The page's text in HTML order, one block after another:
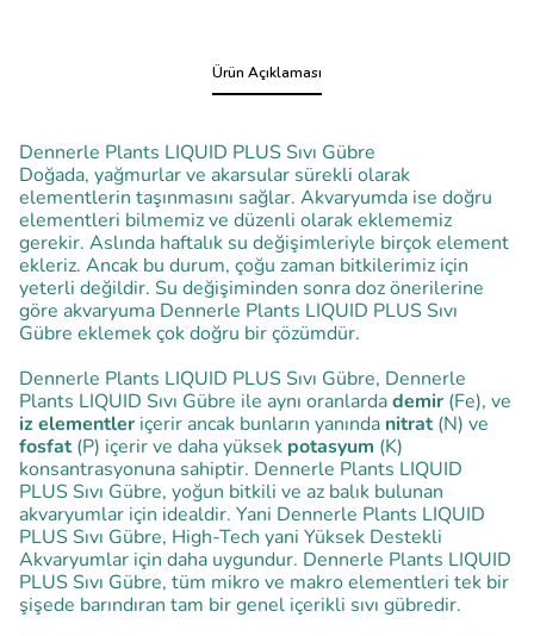
Ürün Açıklaması
Dennerle Plants LIQUID PLUS Sıvı Gübre
Doğada, yağmurlar ve akarsular sürekli olarak
elementlerin taşınmasını sağlar. Akvaryumda ise doğru
elementleri bilmemiz ve düzenli olarak eklememiz
gerekir. Aslında haftalık su değişimleriyle birçok element
ekleriz. Ancak bu durum, çoğu zaman bitkilerimiz için
yeterli değildir. Su değişiminden sonra doz önerilerine
göre akvaryuma Dennerle Plants LIQUID PLUS Sıvı
Gübre eklemek çok doğru bir çözümdür.
Dennerle Plants LIQUID PLUS Sıvı Gübre, Dennerle
Plants LIQUID Sıvı Gübre ile aynı oranlardademir (Fe), ve
iz elementler içerir ancak bunların yanında nitrat(N) ve
fosfat(P) içerir ve daha yüksek potasyum (K)
konsantrasyonuna sahiptir. Dennerle Plants LIQUID
PLUS Sıvı Gübre, yoğun bitkili ve az balık bulunan
akvaryumlar için idealdir. Yani Dennerle Plants LIQUID
PLUS Sıvı Gübre, High-Tech yani Yüksek Destekli
Akvaryumlar için daha uygundur. Dennerle Plants LIQUID
PLUS Sıvı Gübre, tüm mikro ve makro elementleri tek bir
şişede barındıran tam bir genel içerikli sıvı gübredir.